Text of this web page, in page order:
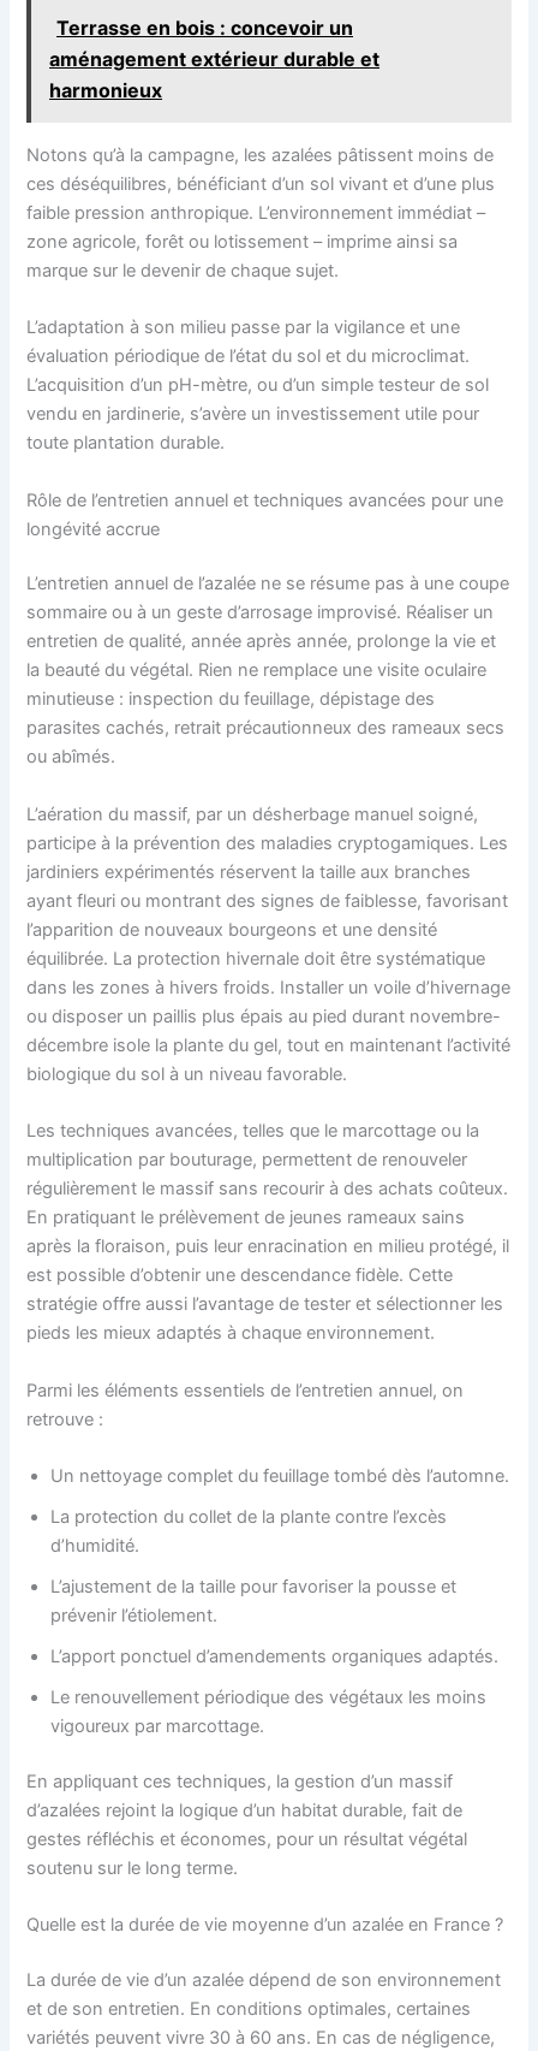
Terrasse en bois : concevoir un
aménagement extérieur durable et
harmonieux
Notons qu’à la campagne, les azalées pâtissent moins de
ces déséquilibres, bénéficiant d’un sol vivant et d’une plus
faible pression anthropique. L’environnement immédiat –
zone agricole, forêt ou lotissement – imprime ainsi sa
marque sur le devenir de chaque sujet.
L’adaptation à son milieu passe par la vigilance et une
évaluation périodique de l’état du sol et du microclimat.
L’acquisition d’un pH-mètre, ou d’un simple testeur de sol
vendu en jardinerie, s’avère un investissement utile pour
toute plantation durable.
Rôle de l’entretien annuel et techniques avancées pour une
longévité accrue
L’entretien annuel de l’azalée ne se résume pas à une coupe
sommaire ou à un geste d’arrosage improvisé. Réaliser un
entretien de qualité, année après année, prolonge la vie et
la beauté du végétal. Rien ne remplace une visite oculaire
minutieuse : inspection du feuillage, dépistage des
parasites cachés, retrait précautionneux des rameaux secs
ou abîmés.
L’aération du massif, par un désherbage manuel soigné,
participe à la prévention des maladies cryptogamiques. Les
jardiniers expérimentés réservent la taille aux branches
ayant fleuri ou montrant des signes de faiblesse, favorisant
l’apparition de nouveaux bourgeons et une densité
équilibrée. La protection hivernale doit être systématique
dans les zones à hivers froids. Installer un voile d’hivernage
ou disposer un paillis plus épais au pied durant novembre-
décembre isole la plante du gel, tout en maintenant l’activité
biologique du sol à un niveau favorable.
Les techniques avancées, telles que le marcottage ou la
multiplication par bouturage, permettent de renouveler
régulièrement le massif sans recourir à des achats coûteux.
En pratiquant le prélèvement de jeunes rameaux sains
après la floraison, puis leur enracination en milieu protégé, il
est possible d’obtenir une descendance fidèle. Cette
stratégie offre aussi l’avantage de tester et sélectionner les
pieds les mieux adaptés à chaque environnement.
Parmi les éléments essentiels de l’entretien annuel, on
retrouve :
Un nettoyage complet du feuillage tombé dès l’automne.
La protection du collet de la plante contre l’excès
d’humidité.
L’ajustement de la taille pour favoriser la pousse et
prévenir l’étiolement.
L’apport ponctuel d’amendements organiques adaptés.
Le renouvellement périodique des végétaux les moins
vigoureux par marcottage.
En appliquant ces techniques, la gestion d’un massif
d’azalées rejoint la logique d’un habitat durable, fait de
gestes réfléchis et économes, pour un résultat végétal
soutenu sur le long terme.
Quelle est la durée de vie moyenne d’un azalée en France ?
La durée de vie d’un azalée dépend de son environnement
et de son entretien. En conditions optimales, certaines
variétés peuvent vivre 30 à 60 ans. En cas de négligence,